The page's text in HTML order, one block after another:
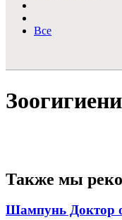
Все
Также мы
Шампунь Доктор